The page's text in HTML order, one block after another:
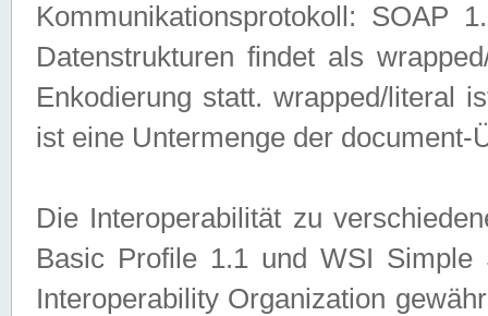
Kommunikationsprotokoll: SOAP
Datenstrukturen findet als
Enkodierung statt. wrapped/literal
ist eine Untermenge der
Die Interoperabilität zu
Basic Profile 1.1 und WSI
Interoperability Organization